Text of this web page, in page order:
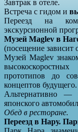
Завтрак в отеле.
Встреча с гидом и
Переезд на
экскурсионной
Музей Maglev в
(посещение зависит
Музей Maglev
прототипов до
концептов будущего.
Альтернативно —
японского
Обед в ресторане.
Переезд в Нару.